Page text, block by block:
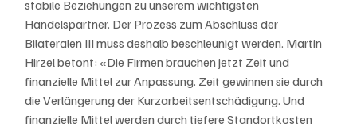
stabile Beziehungen zu unserem wichtigsten
Handelspartner. Der Prozess zum Abschluss der
Bilateralen III muss deshalb beschleunigt werden. Martin
Hirzel betont: «Die Firmen brauchen jetzt Zeit und
finanzielle Mittel zur Anpassung. Zeit gewinnen sie durch
die Verlängerung der Kurzarbeitsentschädigung. Und
finanzielle Mittel werden durch tiefere Standortkosten